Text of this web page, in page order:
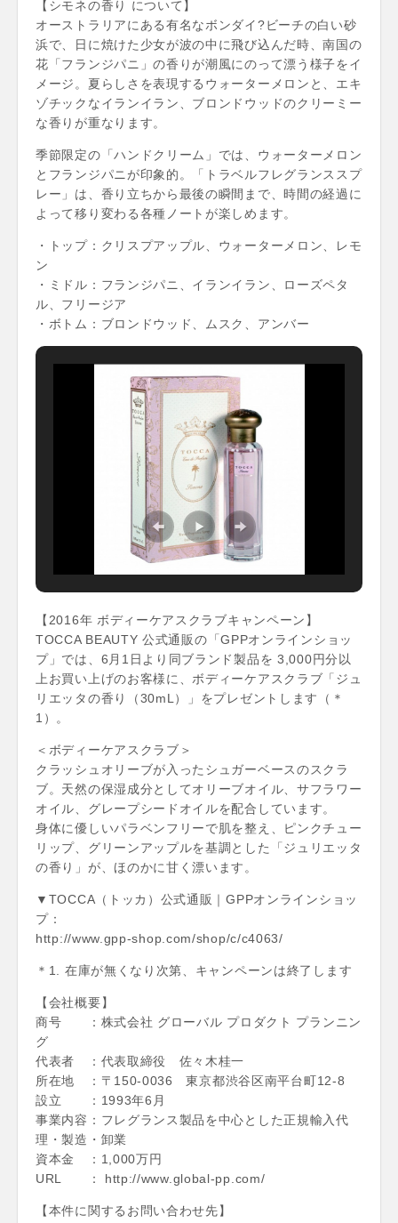
【シモネの香り について】
オーストラリアにある有名なボンダイ?ビーチの白い砂
浜で、日に焼けた少女が波の中に飛び込んだ時、南国の
花「フランジパニ」の香りが潮風にのって漂う様子をイ
メージ。夏らしさを表現するウォーターメロンと、エキ
ゾチックなイランイラン、ブロンドウッドのクリーミー
な香りが重なります。
季節限定の「ハンドクリーム」では、ウォーターメロン
とフランジパニが印象的。「トラベルフレグランススプ
レー」は、香り立ちから最後の瞬間まで、時間の経過に
よって移り変わる各種ノートが楽しめます。
・トップ：クリスプアップル、ウォーターメロン、レモ
ン
・ミドル：フランジパニ、イランイラン、ローズペタ
ル、フリージア
・ボトム：ブロンドウッド、ムスク、アンバー
【2016年 ボディーケアスクラブキャンペーン】
TOCCA BEAUTY 公式通販の「GPPオンラインショッ
プ」では、6月1日より同ブランド製品を 3,000円分以
上お買い上げのお客様に、ボディーケアスクラブ「ジュ
リエッタの香り（30mL）」をプレゼントします（＊
1）。
＜ボディーケアスクラブ＞
クラッシュオリーブが入ったシュガーベースのスクラ
ブ。天然の保湿成分としてオリーブオイル、サフラワー
オイル、グレープシードオイルを配合しています。
身体に優しいパラベンフリーで肌を整え、ピンクチュー
リップ、グリーンアップルを基調とした「ジュリエッタ
の香り」が、ほのかに甘く漂います。
▼TOCCA（トッカ）公式通販｜GPPオンラインショッ
プ：
http://www.gpp-shop.com/shop/c/c4063/
＊1. 在庫が無くなり次第、キャンペーンは終了します
【会社概要】
商号 ：株式会社 グローバル プロダクト プランニン
グ
代表者 ：代表取締役 佐々木桂一
所在地 ：〒150-0036 東京都渋谷区南平台町12-8
設立 ：1993年6月
事業内容：フレグランス製品を中心とした正規輸入代
理・製造・卸業
資本金 ：1,000万円
URL ： http://www.global-pp.com/
【本件に関するお問い合わせ先】